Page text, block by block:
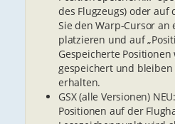
des Flugzeugs) oder auf
Sie den Warp-Cursor
platzieren und auf
Gespeicherte
gespeichert und
erhalten.
GSX (alle Versionen)
Positionen auf der